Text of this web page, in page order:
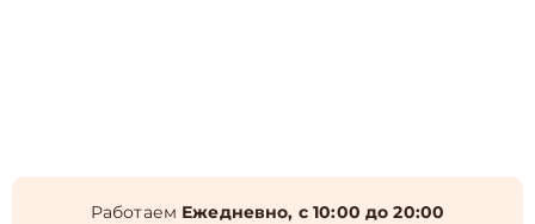
Работаем Ежедневно, с 10:00 до 20:00